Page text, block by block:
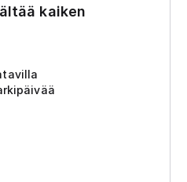
kaiken